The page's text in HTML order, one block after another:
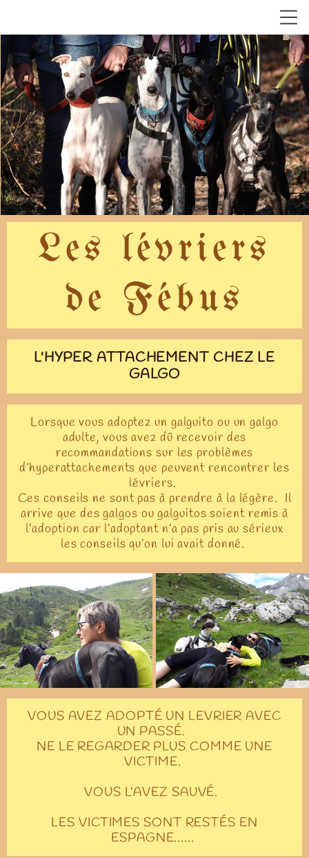
Les lévriers
de Fébus
L'HYPER ATTACHEMENT CHEZ LE
GALGO
Lorsque vous adoptez un galguito ou un galgo
adulte, vous avez dû recevoir des
recommandations sur les problèmes
d’hyperattachements que peuvent rencontrer les
lévriers.
Ces conseils ne sont pas à prendre à la légère. Il
arrive que des galgos ou galguitos soient remis à
l’adoption car l’adoptant n’a pas pris au sérieux
les conseils qu’on lui avait donné.
VOUS AVEZ ADOPTÉ UN LEVRIER AVEC
UN PASSÉ.
NE LE REGARDER PLUS COMME UNE
VICTIME.
VOUS L’AVEZ SAUVÉ.
LES VICTIMES SONT RESTÉS EN
ESPAGNE......